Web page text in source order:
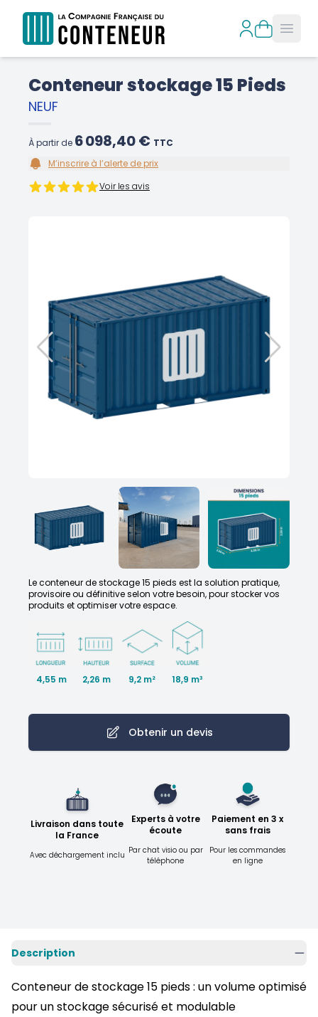
Conteneur stockage 15 Pieds
NEUF
À partir de 6 098,40 € TTC
M’inscrire à l’alerte de prix
Voir les avis
Le conteneur de stockage 15 pieds est la solution pratique,
provisoire ou définitive selon votre besoin, pour stocker vos
produits et optimiser votre espace.
4,55 m 2,26 m 9,2 m² 18,9 m³
Obtenir un devis
Livraison dans toute
la France
Avec déchargement inclu
Experts à votre
écoute
Par chat visio ou par
téléphone
Paiement en 3 x
sans frais
Pour les commandes
en ligne
Description
Conteneur de stockage 15 pieds : un volume optimisé
pour un stockage sécurisé et modulable